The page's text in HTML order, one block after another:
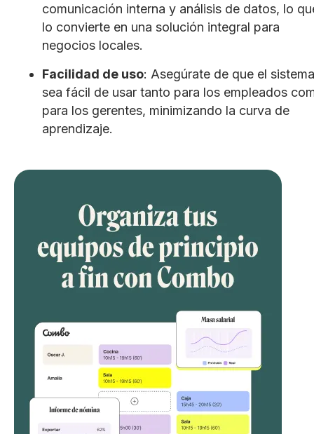
comunicación interna y análisis de datos, lo
lo convierte en una solución integral para
negocios locales.
Facilidad de uso: Asegúrate de que el sistema
sea fácil de usar tanto para los empleados
para los gerentes, minimizando la curva de
aprendizaje.